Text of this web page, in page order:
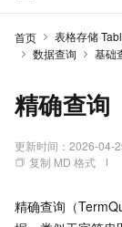
首页 表格存储
数据查询
基础
精确查询
更新时间： 2026-04-
复制 MD 格式
精确查询（